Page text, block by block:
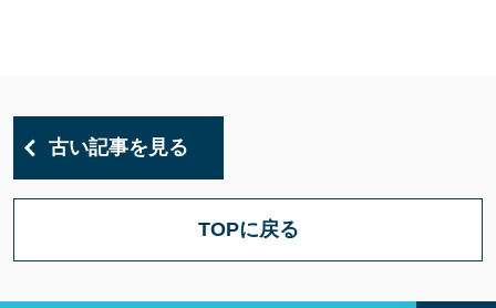
古い記事を見る
TOPに戻る